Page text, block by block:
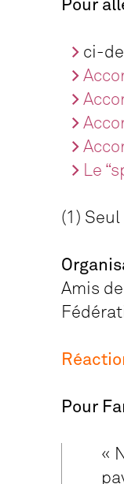
Pour
ci-
Le
(1)
Amis
Pour
«